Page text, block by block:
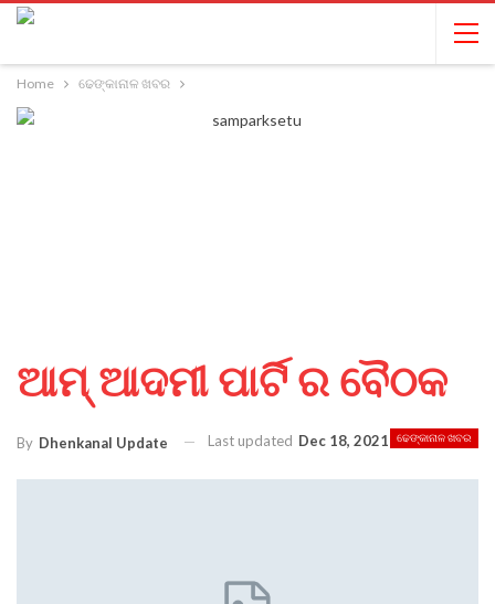
Home ଢେଙ୍କାନାଳ ଖବର
ଆମ୍ ଆଦମୀ ପାର୍ଟି ର ବୈଠକ
ଢେଙ୍କାନାଳ ଖବର
By Dhenkanal Update Last updated Dec 18, 2021